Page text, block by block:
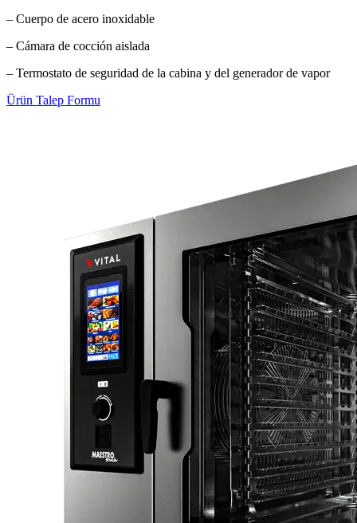
– Cuerpo de acero inoxidable
– Cámara de cocción aislada
– Termostato de seguridad de la cabina y del generador de vapor
Ürün Talep Formu